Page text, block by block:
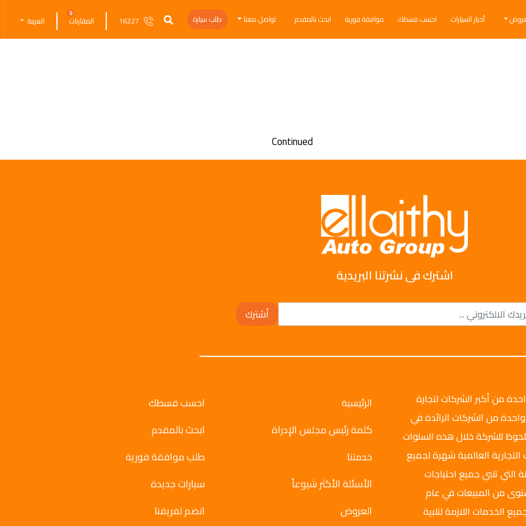
أخبار السيارات احسب قسطك موافقة فورية ابحث بالمقدم تواصل معنا طلب سيارة 16227 المقارنات
0
العربية
Continued
اشترك فى نشرتنا البريدية
أشترك
جروب عام 2008م، وهي واحدة من أكبر الشركات لتجارة
من الشركات الرائدة في
للشركة خلال هذه السنوات
العالمية شهرة لجميع
التي تلبي جميع احتياجات
من المبيعات في عام
الخدمات اللازمة لتلبية
الرئيسية
كلمة رئيس مجلس الإدراة
خدمتنا
الأسئلة الأكثر شيوعاً
العروض
احسب قسطك
ابحث بالمقدم
طلب موافقة فورية
سيارات جديدة
انضم لفريقنا